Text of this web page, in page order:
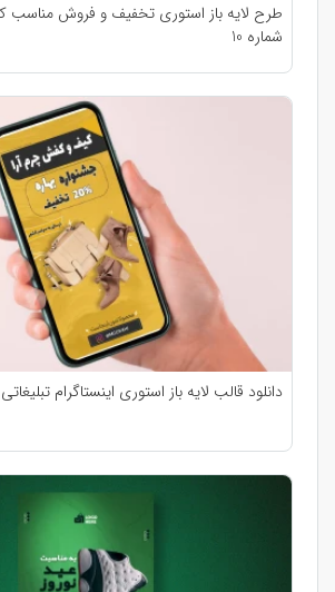
طرح لایه باز استوری تخفیف و فروش مناسب
شماره 10
دانلود قالب لایه باز استوری اینستاگرام